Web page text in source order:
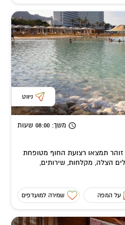
ניווט
משך: 08:00 שעות
זוהר תמצאו רצועת החוף מטופחת
הצלה, מקלחות, שירותים,
על המפה שמירה למועדפים